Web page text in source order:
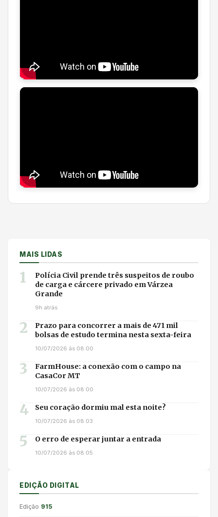
MAIS LIDAS
1
Polícia Civil prende três suspeitos de roubo
de carga e cárcere privado em Várzea
Grande
9h atrás
2
Prazo para concorrer a mais de 471 mil
bolsas de estudo termina nesta sexta-feira
10/07/2026 às 08:00
3
FarmHouse: a conexão com o campo na
CasaCor MT
10/07/2026 às 08:00
4 Seu coração dormiu mal esta noite?
10/07/2026 às 08:03
5 O erro de esperar juntar a entrada
10/07/2026 às 08:05
EDIÇÃO DIGITAL
Edição 915